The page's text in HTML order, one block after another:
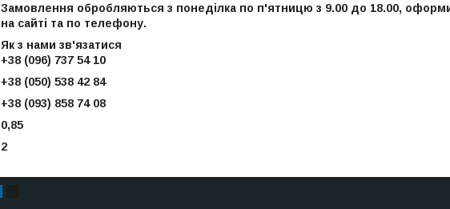
Замовлення обробляються з понеділка по п'ятницю з 9.00 до 18.00,
на сайті та по телефону.
Як з нами зв'язатися
+38 (096) 737 54 10
+38 (050) 538 42 84
+38 (093) 858 74 08
0,85
2